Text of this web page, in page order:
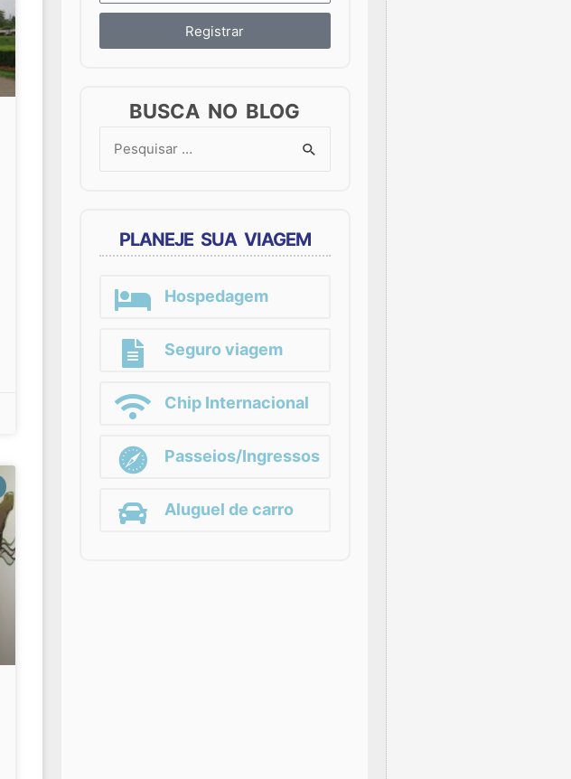
Registrar
BUSCA NO BLOG
Search
PLANEJE SUA VIAGEM
Hospedagem
Seguro viagem
Chip Internacional
Passeios/Ingressos
Aluguel de carro